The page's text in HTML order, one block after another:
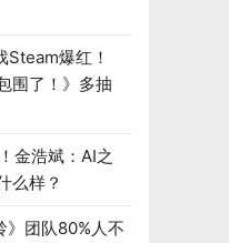
Steam爆红！
围了！》多抽
金浩斌：AI之
么样？
》团队80%人不